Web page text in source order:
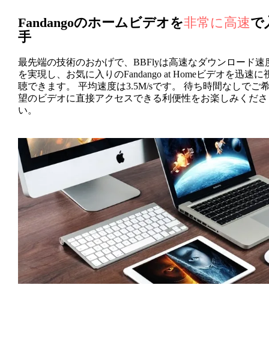
Fandangoのホームビデオを非常に高速で
手
最先端の技術のおかげで、BBFlyは高速なダウンロード速
を実現し、お気に入りのFandango at Homeビデオを迅速に
聴できます。 平均速度は3.5M/sです。 待ち時間なしでご
望のビデオに直接アクセスできる利便性をお楽しみくださ
い。